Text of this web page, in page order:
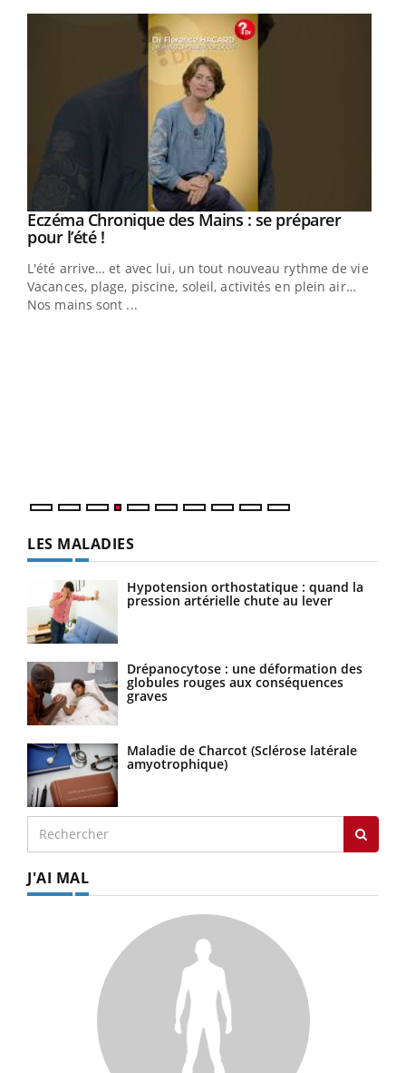
Youtube
Eczéma Chronique des Mains : se préparer
pour l’été !Youtube
L'été arrive… et avec lui, un tout nouveau rythme de vie !
Vacances, plage, piscine, soleil, activités en plein air…
Nos mains sont ...
LES MALADIES
Hypotension orthostatique : quand la
pression artérielle chute au lever
Drépanocytose : une déformation des
globules rouges aux conséquences
graves
Maladie de Charcot (Sclérose latérale
amyotrophique)
J'AI MAL